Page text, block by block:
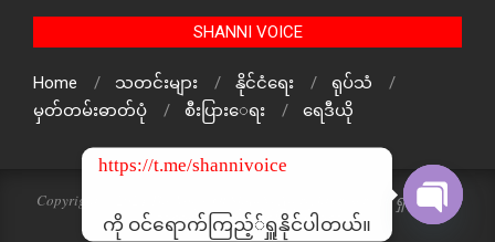
SHANNI VOICE
Home သတင်းများ နိုင်ငံရေး
ရုပ်သံ
မှတ်တမ်းဓာတ်ပုံ
စီးပြားေရး ရေဒီယို
Copyright © 2024 The Voice Of ShanNi All rights reserved. ရှမ်းနီအသံ
သတင်းဌာန၏ မူပိုင်ဖြစ်ပါသည်
https://t.me/shannivoice
ကို ဝင်ရောက်ကြည့််ရှူနိုင်ပါတယ်။